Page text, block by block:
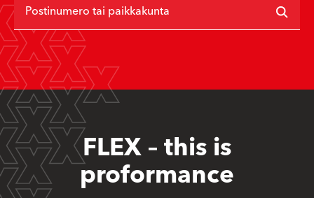
Postinumero tai paikkakunta
FLEX – this is
proformance